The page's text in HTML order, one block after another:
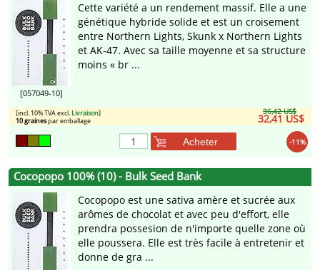
[057049-10]
Cette variété a un rendement massif. Elle a une
génétique hybride solide et est un croisement
entre Northern Lights, Skunk x Northern Lights
et AK-47. Avec sa taille moyenne et sa structure
moins « br ...
36,42 US$
32,41 US$
[incl. 10% TVA excl. Livraison]
10 grainespar emballage
-11%
Acheter
Cocopopo 100% (10) - Bulk Seed Bank
Cocopopo est une sativa amère et sucrée aux
arômes de chocolat et avec peu d'effort, elle
prendra possesion de n'importe quelle zone où
elle poussera. Elle est très facile à entretenir et
donne de gra ...